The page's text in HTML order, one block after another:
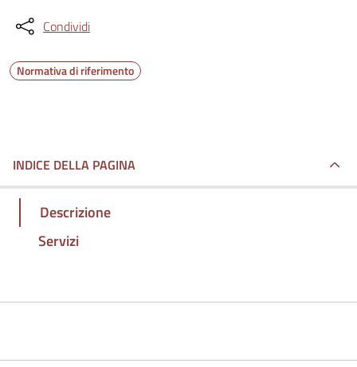
Condividi
Normativa di riferimento
INDICE DELLA PAGINA
Descrizione
Servizi